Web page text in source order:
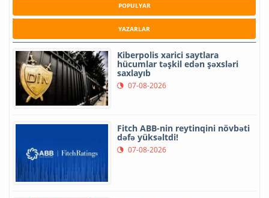
POPULYAR
YAZARLAR
Kiberpolis xarici saytlara
hücumlar təşkil edən şəxsləri
saxlayıb
07-08-2026
Fitch ABB-nin reytinqini növbəti
dəfə yüksəltdi!
07-08-2026